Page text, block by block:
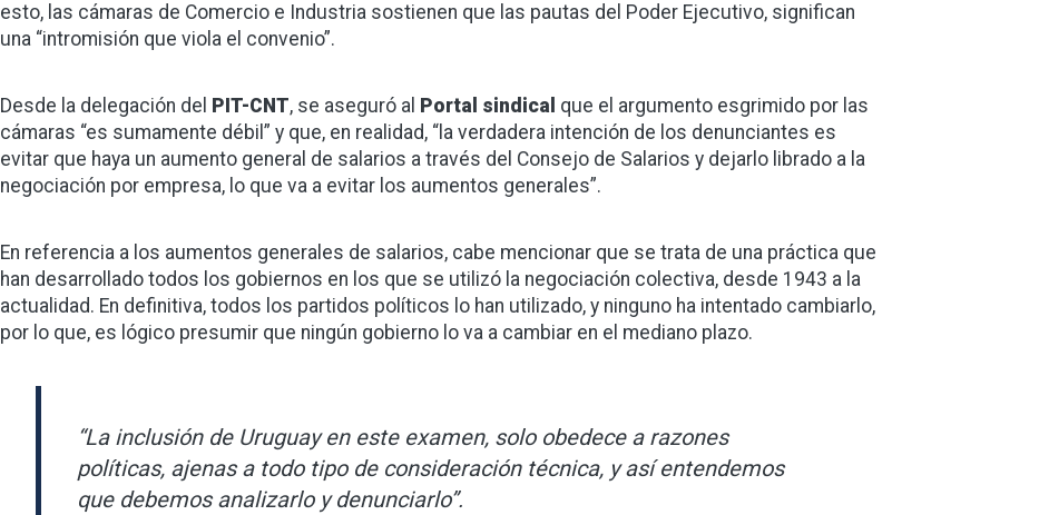
esto, las cámaras de Comercio e Industria sostienen que las pautas del Poder Ejecutivo, significan
una “intromisión que viola el convenio”.
Desde la delegación del PIT-CNT, se aseguró al Portal sindical que el argumento esgrimido por las
cámaras “es sumamente débil” y que, en realidad, “la verdadera intención de los denunciantes es
evitar que haya un aumento general de salarios a través del Consejo de Salarios y dejarlo librado a la
negociación por empresa, lo que va a evitar los aumentos generales”.
En referencia a los aumentos generales de salarios, cabe mencionar que se trata de una práctica que
han desarrollado todos los gobiernos en los que se utilizó la negociación colectiva, desde 1943 a la
actualidad. En definitiva, todos los partidos políticos lo han utilizado, y ninguno ha intentado cambiarlo,
por lo que, es lógico presumir que ningún gobierno lo va a cambiar en el mediano plazo.
“La inclusión de Uruguay en este examen, solo obedece a razones
políticas, ajenas a todo tipo de consideración técnica, y así entendemos
que debemos analizarlo y denunciarlo”.